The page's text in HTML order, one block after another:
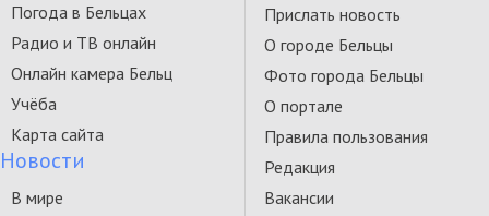
Погода в Бельцах
Радио и ТВ онлайн
Онлайн камера Бельц
Учёба
Карта сайта
Новости
В мире
Прислать новость
О городе Бельцы
Фото города Бельцы
О портале
Правила пользования
Редакция
Вакансии